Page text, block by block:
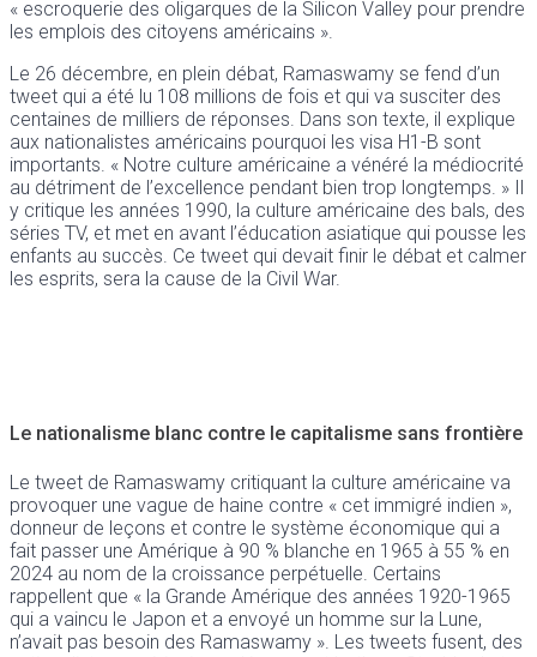
« escroquerie des oligarques de la Silicon Valley pour prendre
les emplois des citoyens américains ».
Le 26 décembre, en plein débat, Ramaswamy se fend d’un
tweet qui a été lu 108 millions de fois et qui va susciter des
centaines de milliers de réponses. Dans son texte, il explique
aux nationalistes américains pourquoi les visa H1-B sont
importants. « Notre culture américaine a vénéré la médiocrité
au détriment de l’excellence pendant bien trop longtemps. » Il
y critique les années 1990, la culture américaine des bals, des
séries TV, et met en avant l’éducation asiatique qui pousse les
enfants au succès. Ce tweet qui devait finir le débat et calmer
les esprits, sera la cause de la Civil War.
Le nationalisme blanc contre le capitalisme sans frontière
Le tweet de Ramaswamy critiquant la culture américaine va
provoquer une vague de haine contre « cet immigré indien »,
donneur de leçons et contre le système économique qui a
fait passer une Amérique à 90 % blanche en 1965 à 55 % en
2024 au nom de la croissance perpétuelle. Certains
rappellent que « la Grande Amérique des années 1920-1965
qui a vaincu le Japon et a envoyé un homme sur la Lune,
n’avait pas besoin des Ramaswamy ». Les tweets fusent, des